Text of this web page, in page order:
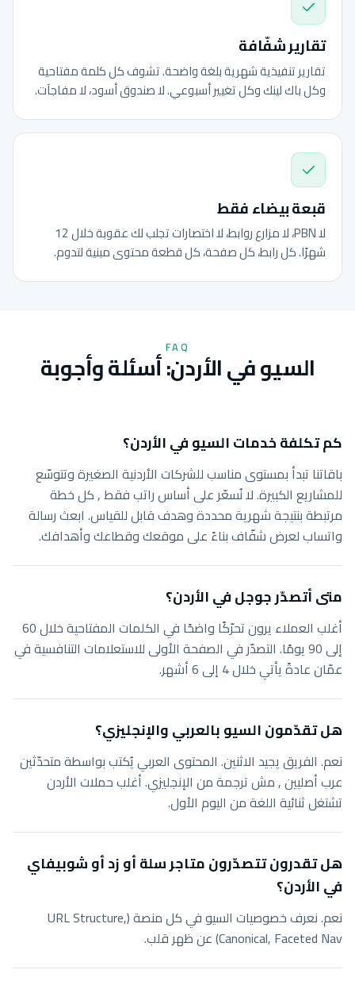
تقارير شفّافة
تقارير تنفيذية شهرية بلغة واضحة. تشوف كل كلمة مفتاحية
وكل باك لينك وكل تغيير أسبوعي. لا صندوق أسود، لا مفاجآت.
قبعة بيضاء فقط
لا PBN، لا مزارع روابط، لا اختصارات تجلب لك عقوبة خلال 12
شهرًا. كل رابط، كل صفحة، كل قطعة محتوى مبنية لتدوم.
FAQ
السيو في الأردن: أسئلة وأجوبة
كم تكلفة خدمات السيو في الأردن؟
باقاتنا تبدأ بمستوى مناسب للشركات الأردنية الصغيرة وتتوسّع
للمشاريع الكبيرة. لا نُسعّر على أساس راتب فقط , كل خطة
مرتبطة بنتيجة شهرية محددة وهدف قابل للقياس. ابعث رسالة
واتساب لعرض شفّاف بناءً على موقعك وقطاعك وأهدافك.
متى أتصدّر جوجل في الأردن؟
أغلب العملاء يرون تحرّكًا واضحًا في الكلمات المفتاحية خلال 60
إلى 90 يومًا. التصدّر في الصفحة الأولى للاستعلامات التنافسية في
عمّان عادةً يأتي خلال 4 إلى 6 أشهر.
هل تقدّمون السيو بالعربي والإنجليزي؟
نعم. الفريق يجيد الاثنين. المحتوى العربي يُكتب بواسطة متحدّثين
عرب أصليين , مش ترجمة من الإنجليزي. أغلب حملات الأردن
تشتغل ثنائية اللغة من اليوم الأول.
هل تقدرون تتصدّرون متاجر سلة أو زد أو شوبيفاي
في الأردن؟
نعم. نعرف خصوصيات السيو في كل منصة (URL Structure,
Canonical, Faceted Nav) عن ظهر قلب.